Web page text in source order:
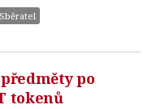
po
tokenů